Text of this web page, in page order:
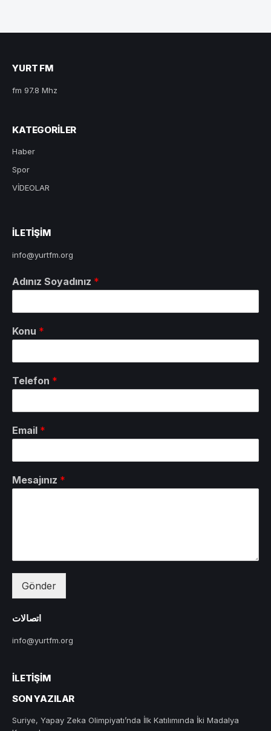
YURT FM
fm 97.8 Mhz
KATEGORILER
Haber
Spor
VİDEOLAR
ILETIŞIM
info@yurtfm.org
Adınız Soyadınız *
Konu *
Telefon *
Email *
Mesajınız *
Gönder
اتصالات
info@yurtfm.org
İLETIŞIM
SON YAZILAR
Suriye, Yapay Zeka Olimpiyatı’nda İlk Katılımında İki Madalya